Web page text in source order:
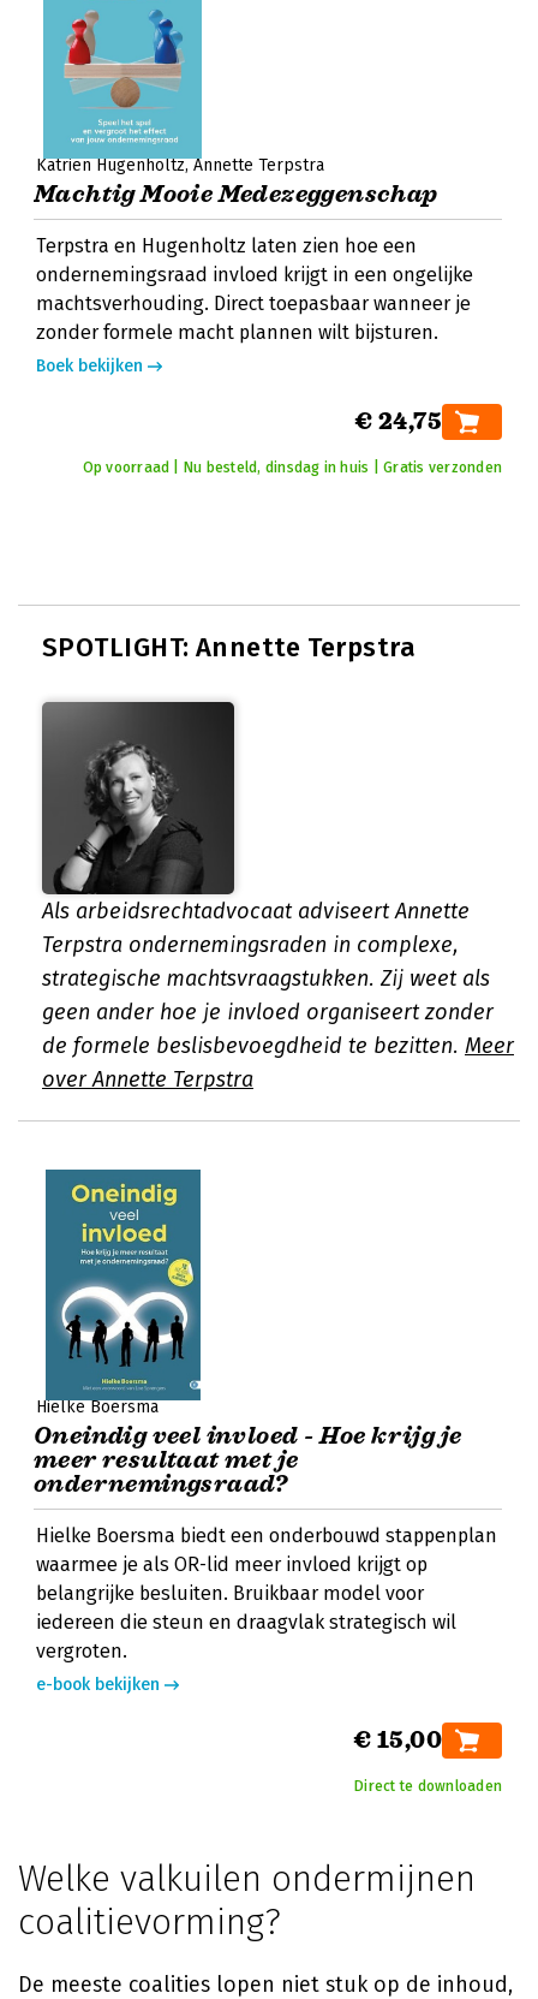
Katrien Hugenholtz Annette Terpstra
Machtig Mooie Medezeggenschap
Terpstra en Hugenholtz laten zien hoe een
ondernemingsraad invloed krijgt in een ongelijke
machtsverhouding. Direct toepasbaar wanneer je
zonder formele macht plannen wilt bijsturen.
Boek bekijken
€ 24,75
Op voorraad | Nu besteld, dinsdag in huis | Gratis verzonden
SPOTLIGHT: Annette Terpstra
Als arbeidsrechtadvocaat adviseert Annette
Terpstra ondernemingsraden in complexe,
strategische machtsvraagstukken. Zij weet als
geen ander hoe je invloed organiseert zonder
de formele beslisbevoegdheid te bezitten. Meer
over Annette Terpstra
Hielke Boersma
Oneindig veel invloed - Hoe krijg je
meer resultaat met je
ondernemingsraad?
Hielke Boersma biedt een onderbouwd stappenplan
waarmee je als OR-lid meer invloed krijgt op
belangrijke besluiten. Bruikbaar model voor
iedereen die steun en draagvlak strategisch wil
vergroten.
e-book bekijken
€ 15,00
Direct te downloaden
Welke valkuilen ondermijnen
coalitievorming?
De meeste coalities lopen niet stuk op de inhoud,